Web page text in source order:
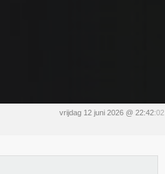
vrijdag 12 juni 2026 @ 22:42:02